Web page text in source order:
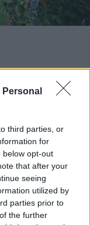
third parties, or
for
below opt-out
that after your
seeing
utilized by
parties prior to
the further